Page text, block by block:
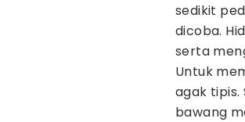
sedikit
dicoba.
serta
Untuk
agak tipis.
bawang